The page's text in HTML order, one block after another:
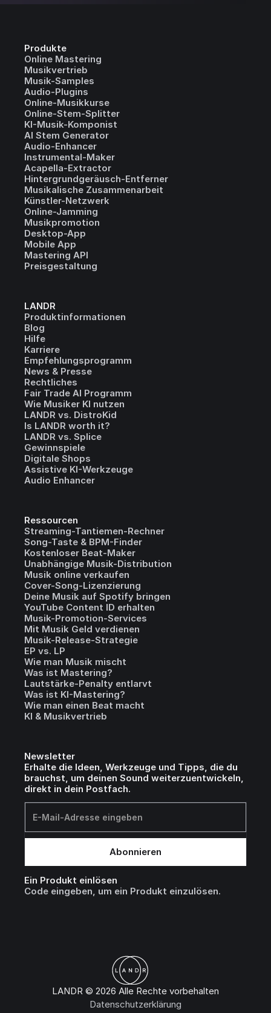
Produkte
Online Mastering
Musikvertrieb
Musik-Samples
Audio-Plugins
Online-Musikkurse
Online-Stem-Splitter
KI-Musik-Komponist
AI Stem Generator
Audio-Enhancer
Instrumental-Maker
Acapella-Extractor
Hintergrundgeräusch-Entferner
Musikalische Zusammenarbeit
Künstler-Netzwerk
Online-Jamming
Musikpromotion
Desktop-App
Mobile App
Mastering API
Preisgestaltung
LANDR
Produktinformationen
Blog
Hilfe
Karriere
Empfehlungsprogramm
News & Presse
Rechtliches
Fair Trade AI Programm
Wie Musiker KI nutzen
LANDR vs. DistroKid
Is LANDR worth it?
LANDR vs. Splice
Gewinnspiele
Digitale Shops
Assistive KI-Werkzeuge
Audio Enhancer
Ressourcen
Streaming-Tantiemen-Rechner
Song-Taste & BPM-Finder
Kostenloser Beat-Maker
Unabhängige Musik-Distribution
Musik online verkaufen
Cover-Song-Lizenzierung
Deine Musik auf Spotify bringen
YouTube Content ID erhalten
Musik-Promotion-Services
Mit Musik Geld verdienen
Musik-Release-Strategie
EP vs. LP
Wie man Musik mischt
Was ist Mastering?
Lautstärke-Penalty entlarvt
Was ist KI-Mastering?
Wie man einen Beat macht
KI & Musikvertrieb
Newsletter
Erhalte die Ideen, Werkzeuge und Tipps, die du
brauchst, um deinen Sound weiterzuentwickeln,
direkt in dein Postfach.
Ein Produkt einlösen
Code eingeben, um ein Produkt einzulösen.
LANDR © 2026 Alle Rechte vorbehalten
Datenschutzerklärung